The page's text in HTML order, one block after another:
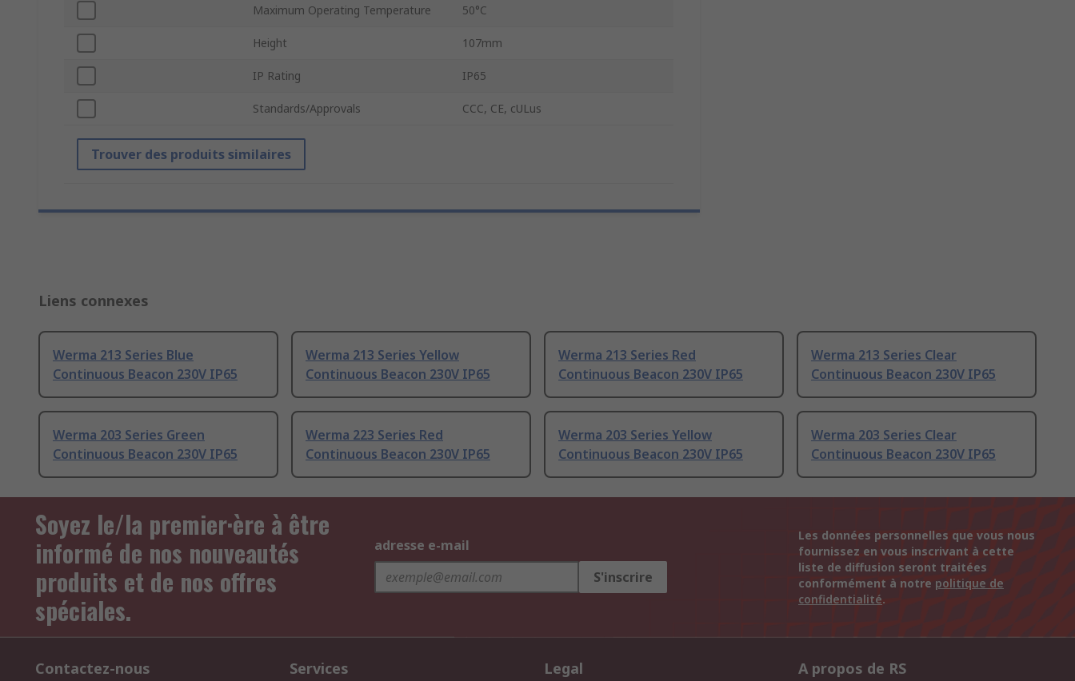
Maximum Operating Temperature 50°C
Height 107mm
IP Rating IP65
Standards/Approvals CCC, CE, cULus
Trouver des produits similaires
Liens connexes
Werma 213 Series Blue
Continuous Beacon 230V IP65
Werma 213 Series Yellow
Continuous Beacon 230V IP65
Werma 213 Series Red
Continuous Beacon 230V IP65
Werma 213 Series Clear
Continuous Beacon 230V IP65
Werma 203 Series Green
Continuous Beacon 230V IP65
Werma 223 Series Red
Continuous Beacon 230V IP65
Werma 203 Series Yellow
Continuous Beacon 230V IP65
Werma 203 Series Clear
Continuous Beacon 230V IP65
Soyez le/la premier·ère à être
informé de nos nouveautés
produits et de nos offres
spéciales.
adresse e-mail
S'inscrire
Les données personnelles que vous nous
fournissez en vous inscrivant à cette
liste de diffusion seront traitées
conformément à notre politique de
confidentialité.
Contactez-nous Services Legal A propos de RS